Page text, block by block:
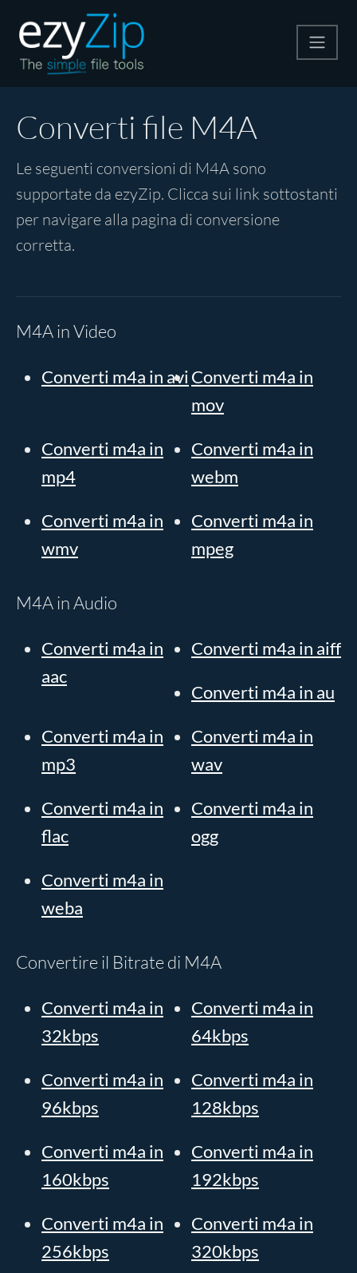
Convertire
Converti file M4A
Le seguenti conversioni di M4A sono
supportate da ezyZip. Clicca sui link sottostanti
per navigare alla pagina di conversione
corretta.
M4A in Video
Converti m4a in aviConverti m4a in
mov
Converti m4a in
mp4
Converti m4a in
webm
Converti m4a in
wmv
Converti m4a in
mpeg
M4A in Audio
Converti m4a in
aac
Converti m4a in aiff
Converti m4a in au
Converti m4a in
mp3
Converti m4a in
wav
Converti m4a in
flac
Converti m4a in
ogg
Converti m4a in
weba
Convertire il Bitrate di M4A
Converti m4a in
32kbps
Converti m4a in
64kbps
Converti m4a in
96kbps
Converti m4a in
128kbps
Converti m4a in
160kbps
Converti m4a in
192kbps
Converti m4a in
256kbps
Converti m4a in
320kbps